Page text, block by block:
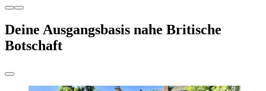
Deine Ausgangsbasis nahe Britische
Botschaft